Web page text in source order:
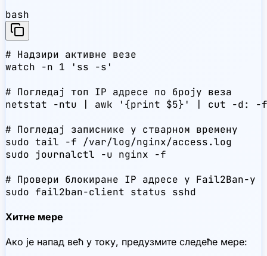
bash
# Надзири активне везе
watch -n 1 'ss -s'
# Погледај топ IP адресе по броју веза
netstat -ntu | awk '{print $5}' | cut -d:
# Погледај записнике у стварном времену
sudo tail -f /var/log/nginx/access.log
sudo journalctl -u nginx -f
# Провери блокиране IP адресе у Fail2Ban-у
sudo fail2ban-client status sshd
Хитне мере
Ако је напад већ у току, предузмите следеће мере: